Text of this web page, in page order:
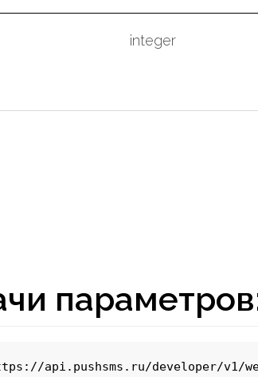
integer
api.pushsms.ru/developer/v1/